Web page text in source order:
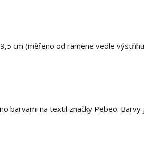
cm (měřeno od ramene vedle
barvami na textil značky Pebeo. Barvy